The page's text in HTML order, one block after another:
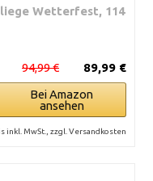
Wetterfest, 114
89,99 €
94,99 €
Bei Amazon
ansehen
inkl. MwSt., zzgl. Versandkosten